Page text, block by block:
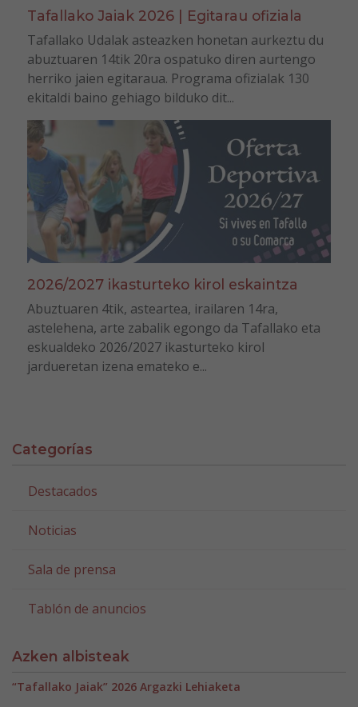
Tafallako Jaiak 2026 | Egitarau ofiziala
Tafallako Udalak asteazken honetan aurkeztu du
abuztuaren 14tik 20ra ospatuko diren aurtengo
herriko jaien egitaraua. Programa ofizialak 130
ekitaldi baino gehiago bilduko dit...
2026/2027 ikasturteko kirol eskaintza
Abuztuaren 4tik, asteartea, irailaren 14ra,
astelehena, arte zabalik egongo da Tafallako eta
eskualdeko 2026/2027 ikasturteko kirol
jardueretan izena emateko e...
Categorías
Destacados
Noticias
Sala de prensa
Tablón de anuncios
Azken albisteak
“Tafallako Jaiak” 2026 Argazki Lehiaketa